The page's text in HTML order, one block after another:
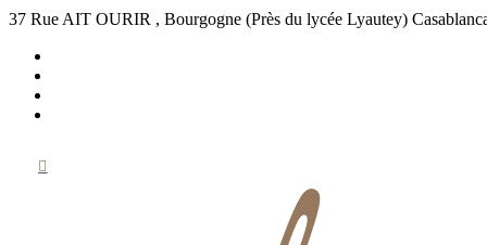
37 Rue AIT OURIR , Bourgogne (Près du lycée Lyautey)